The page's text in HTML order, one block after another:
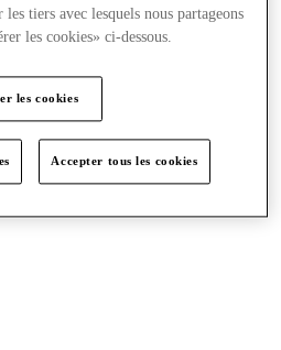
tiers avec lesquels nous partageons
les cookies» ci-dessous.
les cookies
Accepter tous les cookies